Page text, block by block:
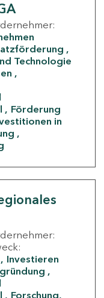
Technologie
Förderung
in
Investieren
Forschung,